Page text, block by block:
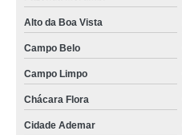
Alto da Boa Vista
Campo Belo
Campo Limpo
Chácara Flora
Cidade Ademar